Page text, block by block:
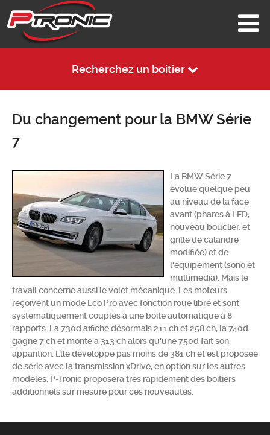
Recherchez un boitier
Chercher
Du changement pour la BMW Série
7
La BMW Série 7
évolue quelque peu
au niveau de la face
avant (phares à LED,
nouveau bouclier, et
grille de calandre
modifiée) et de
l'équipement (sono et
multimedia). Mais le
travail concerne aussi le volet mécanique. Les moteurs
reçoivent un mode Eco Pro avec fonction roue libre et sont
systématiquement couplés à une boîte automatique à 8
rapports. La 730d affiche désormais 211 ch et 258 ch, la 740d
gagne 7 ch et monte à 313 ch alors qu'une 750d fait son
apparition. Elle développe pas moins de 381 ch et est proposée
de série avec la transmission xDrive, en option sur les autres
modèles. P-Tronic proposera très rapidement des boitiers
additionnels sur mesure pour ces nouveautés.